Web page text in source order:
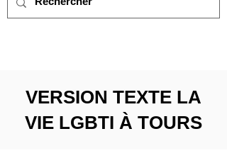
VERSION TEXTE LA
VIE LGBTI À TOURS